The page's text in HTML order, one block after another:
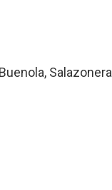
Salazonera